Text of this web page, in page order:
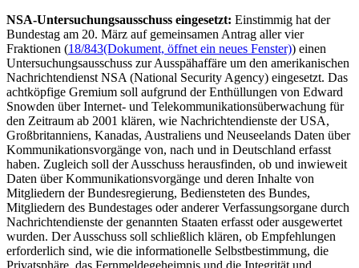
NSA-Untersuchungsausschuss eingesetzt: Einstimmig hat der
Bundestag am 20. März auf gemeinsamen Antrag aller vier
Fraktionen (18/843(Dokument, öffnet ein neues Fenster)) einen
Untersuchungsausschuss zur Ausspähaffäre um den amerikanischen
Nachrichtendienst NSA (National Security Agency) eingesetzt. Das
achtköpfige Gremium soll aufgrund der Enthüllungen von Edward
Snowden über Internet- und Telekommunikationsüberwachung für
den Zeitraum ab 2001 klären, wie Nachrichtendienste der USA,
Großbritanniens, Kanadas, Australiens und Neuseelands Daten über
Kommunikationsvorgänge von, nach und in Deutschland erfasst
haben. Zugleich soll der Ausschuss herausfinden, ob und inwieweit
Daten über Kommunikationsvorgänge und deren Inhalte von
Mitgliedern der Bundesregierung, Bediensteten des Bundes,
Mitgliedern des Bundestages oder anderer Verfassungsorgane durch
Nachrichtendienste der genannten Staaten erfasst oder ausgewertet
wurden. Der Ausschuss soll schließlich klären, ob Empfehlungen
erforderlich sind, wie die informationelle Selbstbestimmung, die
Privatsphäre, das Fernmeldegeheimnis und die Integrität und